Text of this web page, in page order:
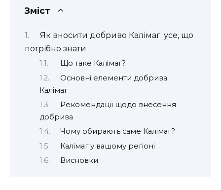
Зміст
Як вносити добриво Калімаг: усе, що
потрібно знати
Що таке Калімаг?
Основні елементи добрива
Калімаг
Рекомендації щодо внесення
добрива
Чому обирають саме Калімаг?
Калімаг у вашому регіоні
Висновки